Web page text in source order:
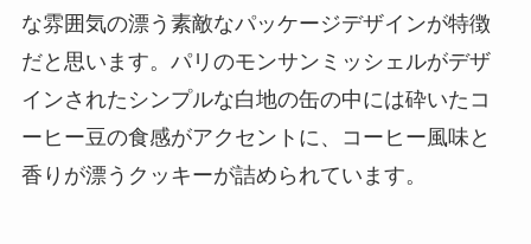
な雰囲気の漂う素敵なパッケージデザインが特徴
だと思います。パリのモンサンミッシェルがデザ
インされたシンプルな白地の缶の中には砕いたコ
ーヒー豆の食感がアクセントに、コーヒー風味と
香りが漂うクッキーが詰められています。